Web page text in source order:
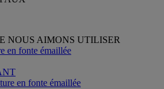
NOUS AIMONS UTILISER
en fonte émaillée